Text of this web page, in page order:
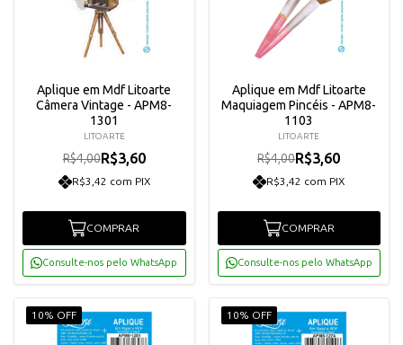
Aplique em Mdf Litoarte
Câmera Vintage - APM8-
1301
LITOARTE
R$4,00R$3,60
R$3,42 com PIX
COMPRAR
Consulte-nos pelo WhatsApp
Aplique em Mdf Litoarte
Maquiagem Pincéis - APM8-
1103
LITOARTE
R$4,00R$3,60
R$3,42 com PIX
COMPRAR
Consulte-nos pelo WhatsApp
10% OFF 10% OFF